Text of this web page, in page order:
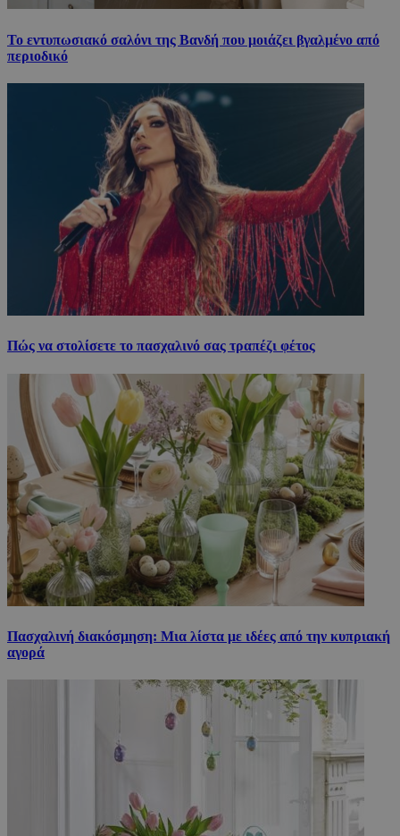
Το εντυπωσιακό σαλόνι της Βανδή που μοιάζει βγαλμένο από
περιοδικό
Πώς να στολίσετε το πασχαλινό σας τραπέζι φέτος
Πασχαλινή διακόσμηση: Μια λίστα με ιδέες από την κυπριακή
αγορά